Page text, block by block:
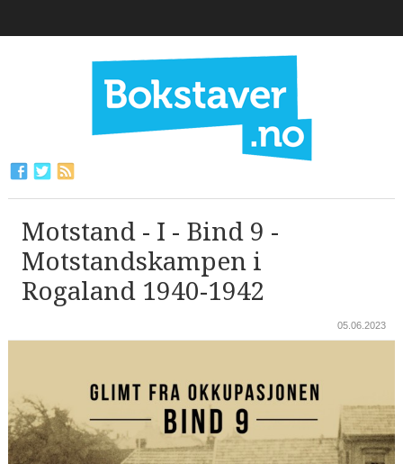
Motstand - I - Bind 9 -
Motstandskampen i
Rogaland 1940-1942
05.06.2023